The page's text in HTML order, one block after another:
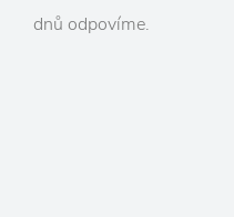
dnů odpovíme.